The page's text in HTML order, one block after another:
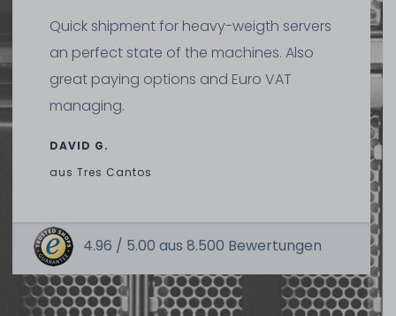
Quick shipment for heavy-weigth servers
an perfect state of the machines. Also
great paying options and Euro VAT
managing.
DAVID G.
aus Tres Cantos
4.96 / 5.00 aus 8.500 Bewertungen